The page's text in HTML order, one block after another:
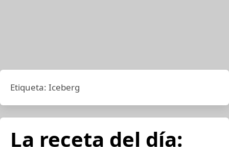
Etiqueta: Iceberg
La receta del día: